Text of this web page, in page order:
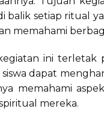
balik setiap ritual
memahami
ini terletak
dapat
memahami
mereka.